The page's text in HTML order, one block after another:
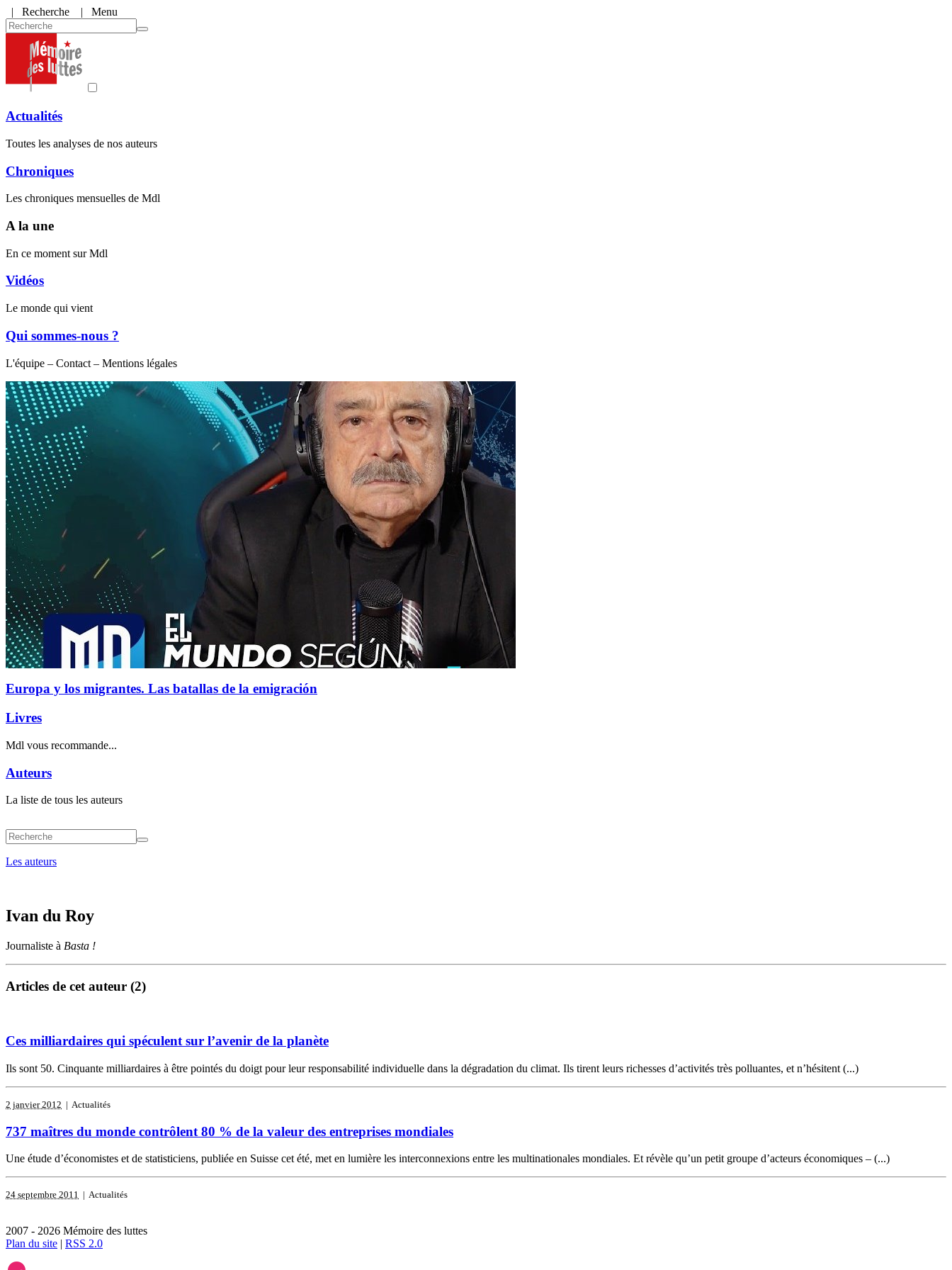
| Recherche | Menu
Actualités
Toutes les analyses de nos auteurs
Chroniques
Les chroniques mensuelles de Mdl
A la une
En ce moment sur Mdl
Vidéos
Le monde qui vient
Qui sommes-nous ?
L'équipe – Contact – Mentions légales
Europa y los migrantes. Las batallas de la emigración
Livres
Mdl vous recommande...
Auteurs
La liste de tous les auteurs
Les auteurs
Ivan du Roy
Journaliste à Basta !
Articles de cet auteur (2)
Ces milliardaires qui spéculent sur l’avenir de la planète
Ils sont 50. Cinquante milliardaires à être pointés du doigt pour leur responsabilité individuelle dans la dégradation du climat. Ils tirent leurs richesses d’activités très polluantes, et n’hésitent (...)
2 janvier 2012 | Actualités
737 maîtres du monde contrôlent 80 % de la valeur des entreprises mondiales
Une étude d’économistes et de statisticiens, publiée en Suisse cet été, met en lumière les interconnexions entre les multinationales mondiales. Et révèle qu’un petit groupe d’acteurs économiques – (...)
24 septembre 2011 | Actualités
2007 - 2026 Mémoire des luttes
Plan du site | RSS 2.0